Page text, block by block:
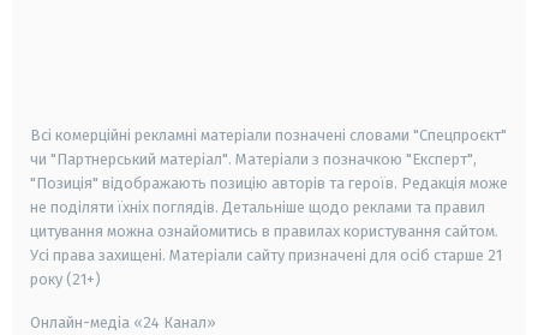
Всі комерційні рекламні матеріали позначені словами "Спецпроєкт"
чи "Партнерський матеріал". Матеріали з позначкою "Експерт",
"Позиція" відображають позицію авторів та героїв. Редакція може
не поділяти їхніх поглядів. Детальніше щодо реклами та правил
цитування можна ознайомитись в правилах користування сайтом.
Усі права захищені. Матеріали сайту призначені для осіб старше 21
року (21+)
Онлайн-медіа «24 Канал»